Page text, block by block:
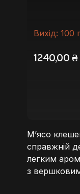
Вихід: 100
1240,00₴
М’ясо
справжній
легким
з